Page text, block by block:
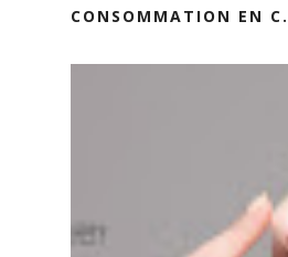
CONSOMMATION EN